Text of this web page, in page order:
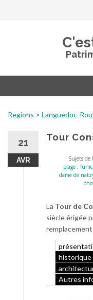
Regions > Languedoc-
21
AVR
Tour
Sujets de
plage ,
dame de
La Tour de
siècle érigée
historique
Autres